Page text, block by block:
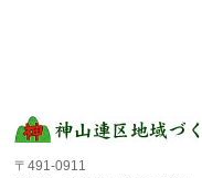
〒491-0911